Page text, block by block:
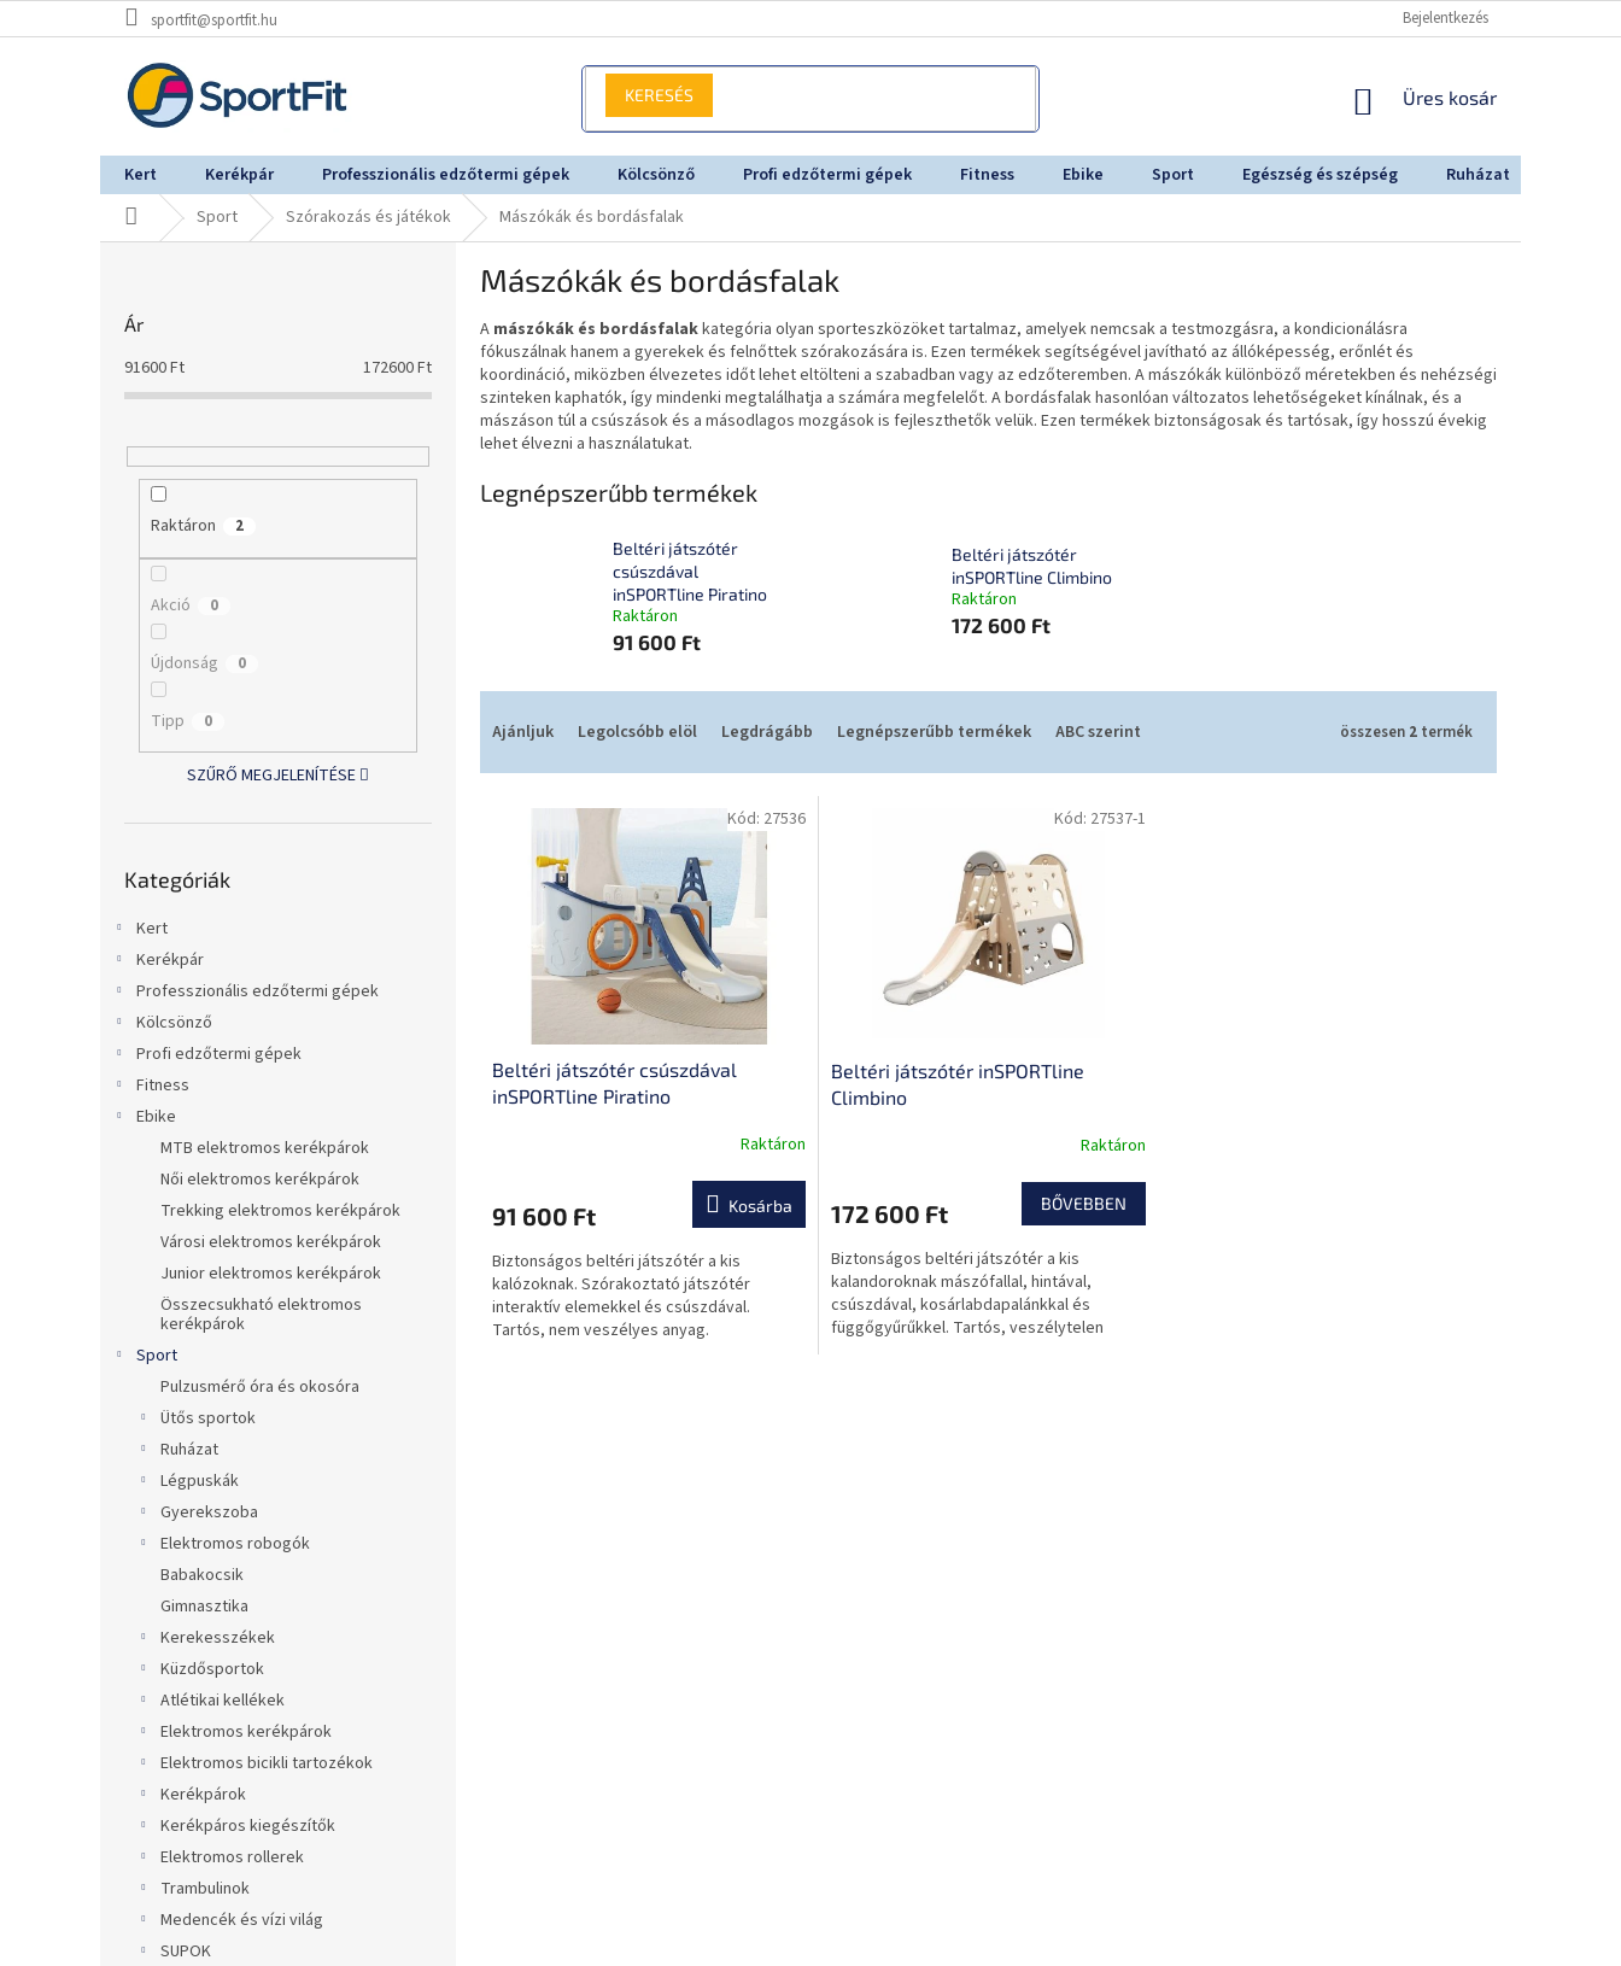
a
sportfit@sportfit.hu Bejelentkezés
KOSÁR
Üres kosár
Kert Kerékpár Professzionális edzőtermi gépek Kölcsönző Profi edzőtermi gépek Fitness Ebike Sport Egészség és szépség Ruházat
KezdőlapSport Szórakozás és játékok Mászókák és bordásfalak
Ár
91600Ft 172600Ft
Raktáron 2
Akció 0
Újdonság 0
Tipp 0
SZŰRŐ MEGJELENÍTÉSE
átugrása
Kategóriák
Kert
Kerékpár
Professzionális edzőtermi gépek
Kölcsönző
Profi edzőtermi gépek
Fitness
Ebike
MTB elektromos kerékpárok
Női elektromos kerékpárok
Trekking elektromos kerékpárok
Városi elektromos kerékpárok
Junior elektromos kerékpárok
Összecsukható elektromos
kerékpárok
Sport
Pulzusmérő óra és okosóra
Ütős sportok
Ruházat
Légpuskák
Gyerekszoba
Elektromos robogók
Babakocsik
Gimnasztika
Kerekesszékek
Küzdősportok
Atlétikai kellékek
Elektromos kerékpárok
Elektromos bicikli tartozékok
Kerékpárok
Kerékpáros kiegészítők
Elektromos rollerek
Trambulinok
Medencék és vízi világ
SUPOK
Mászókák és bordásfalak
A mászókák és bordásfalakkategória olyan sporteszközöket tartalmaz, amelyek nemcsak a testmozgásra, a kondicionálásra
fókuszálnak hanem a gyerekek és felnőttek szórakozására is. Ezen termékek segítségével javítható az állóképesség, erőnlét és
koordináció, miközben élvezetes időt lehet eltölteni a szabadban vagy az edzőteremben. A mászókák különböző méretekben és nehézségi
szinteken kaphatók, így mindenki megtalálhatja a számára megfelelőt. A bordásfalak hasonlóan változatos lehetőségeket kínálnak, és a
mászáson túl a csúszások és a másodlagos mozgások is fejleszthetők velük. Ezen termékek biztonságosak és tartósak, így hosszú évekig
lehet élvezni a használatukat.
Legnépszerűbb termékek
Beltéri játszótér
csúszdával
inSPORTline Piratino
Raktáron
91 600 Ft
Beltéri játszótér
inSPORTline Climbino
Raktáron
172 600 Ft
Ajánljuk Legolcsóbb elöl Legdrágább Legnépszerűbb termékek ABC szerint összesen 2 termék
Beltéri játszótér csúszdával
inSPORTline Piratino
értékelése
ből
0,0
csillag.
Raktáron
91 600 Ft Kosárba
Biztonságos beltéri játszótér a kis
kalózoknak. Szórakoztató játszótér
interaktív elemekkel és csúszdával.
Tartós, nem veszélyes anyag.
Kód: 27536
Beltéri játszótér inSPORTline
Climbino
Raktáron
172 600 Ft BŐVEBBEN
Biztonságos beltéri játszótér a kis
kalandoroknak mászófallal, hintával,
csúszdával, kosárlabdapalánkkal és
függőgyűrűkkel. Tartós, veszélytelen
Kód: 27537-1